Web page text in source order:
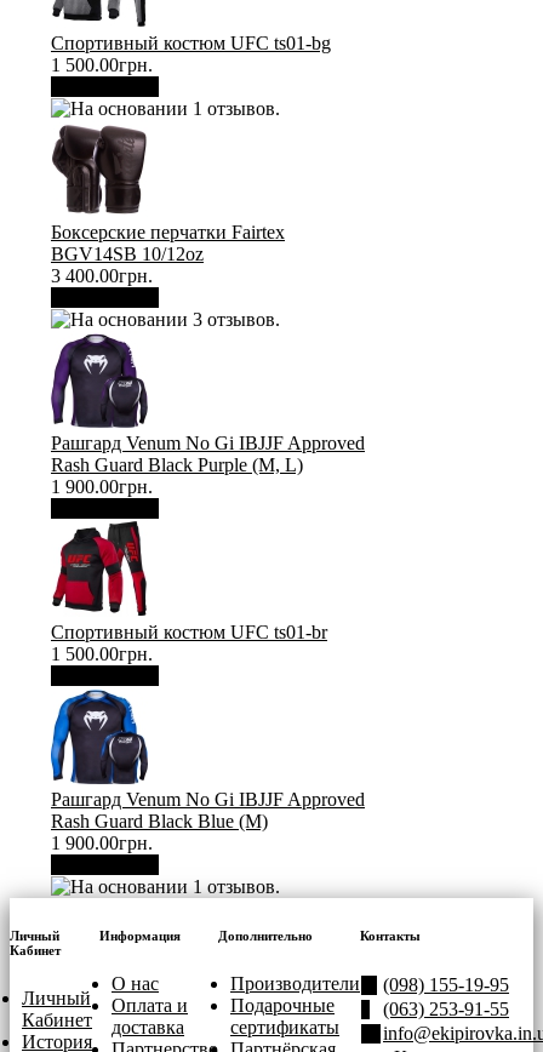
Спортивный костюм UFC ts01-bg
1 500.00грн.
Боксерские перчатки Fairtex
BGV14SB 10/12oz
3 400.00грн.
Рашгард Venum No Gi IBJJF Approved
Rash Guard Black Purple (М, L)
1 900.00грн.
Спортивный костюм UFC ts01-br
1 500.00грн.
Рашгард Venum No Gi IBJJF Approved
Rash Guard Black Blue (М)
1 900.00грн.
Личный
Кабинет
Личный
Кабинет
История
Информация
О нас
Оплата и
доставка
Дополнительно
Производители
Подарочные
сертификаты
Контакты
(098) 155-19-95
(063) 253-91-55